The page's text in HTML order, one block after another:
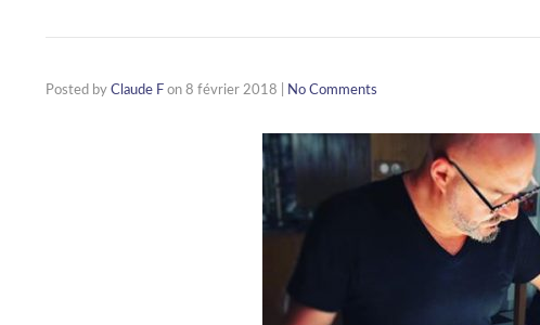
Posted by Claude F on 8 février 2018 No Comments